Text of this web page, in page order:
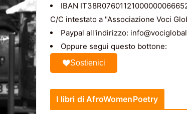
IBAN
C/C intestato a "Associazione Voci
Paypal all'indirizzo:
Oppure segui questo bottone:
Sostienici
I libri di AfroWomenPoetry